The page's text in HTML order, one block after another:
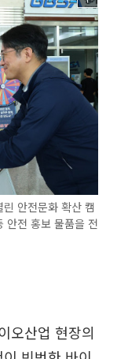
안전문화 확산 캠
안전 홍보 물품을 전
오산업 현장의